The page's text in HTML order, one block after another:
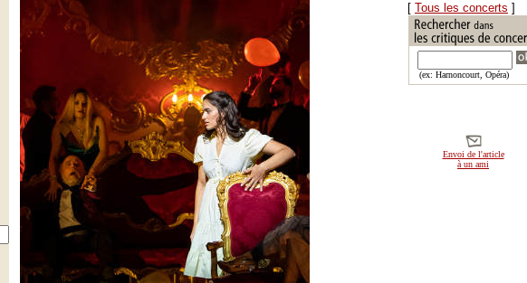
[ Tous les concerts ]
(ex: Harnoncourt, Opéra)
Envoi de l'article
à un ami